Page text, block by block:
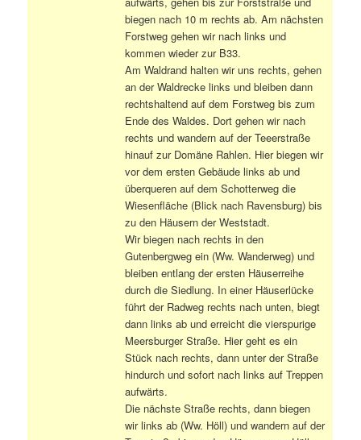
biegen nach 10 m rechts ab. Am nächsten
Forstweg gehen wir nach links und
kommen wieder zur B33.
Am Waldrand halten wir uns rechts, gehen
an der Waldrecke links und bleiben dann
rechtshaltend auf dem Forstweg bis zum
Ende des Waldes. Dort gehen wir nach
rechts und wandern auf der Teeerstraße
hinauf zur Domäne Rahlen. Hier biegen wir
vor dem ersten Gebäude links ab und
überqueren auf dem Schotterweg die
Wiesenfläche (Blick nach Ravensburg) bis
zu den Häusern der Weststadt.
Wir biegen nach rechts in den
Gutenbergweg ein (Ww. Wanderweg) und
bleiben entlang der ersten Häuserreihe
durch die Siedlung. In einer Häuserlücke
führt der Radweg rechts nach unten, biegt
dann links ab und erreicht die vierspurige
Meersburger Straße. Hier geht es ein
Stück nach rechts, dann unter der Straße
hindurch und sofort nach links auf Treppen
aufwärts.
Die nächste Straße rechts, dann biegen
wir links ab (Ww. Höll) und wandern auf der